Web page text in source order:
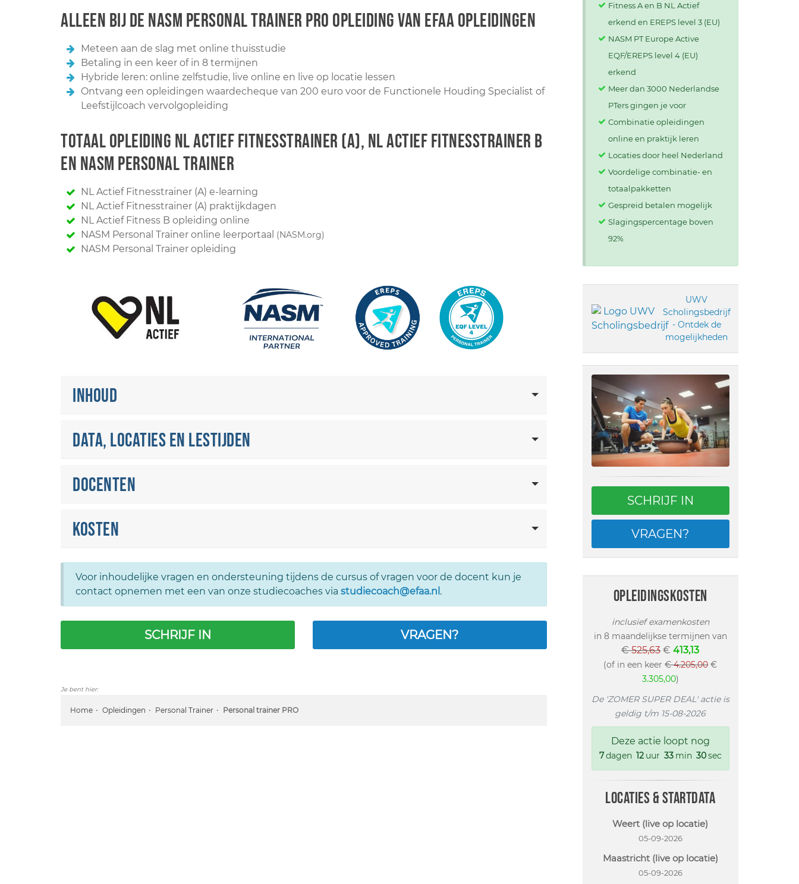
Alleen bij de NASM Personal Trainer PRO opleiding van EFAA opleidingen
Meteen aan de slag met online thuisstudie
Betaling in een keer of in 8 termijnen
Hybride leren: online zelfstudie, live online en live op locatie lessen
Ontvang een opleidingen waardecheque van 200 euro voor de Functionele Houding Specialist of
Leefstijlcoach vervolgopleiding
Totaal opleiding NL Actief Fitnesstrainer (A), NL Actief Fitnesstrainer B
en NASM Personal Trainer
NL Actief Fitnesstrainer (A) e-learning
NL Actief Fitnesstrainer (A) praktijkdagen
NL Actief Fitness B opleiding online
NASM Personal Trainer online leerportaal (NASM.org)
NASM Personal Trainer opleiding
Inhoud
Data, locaties en lestijden
Docenten
Kosten
Voor inhoudelijke vragen en ondersteuning tijdens de cursus of vragen voor de docent kun je
contact opnemen met een van onze studiecoaches via studiecoach@efaa.nl .
SCHRIJF IN VRAGEN?
Je bent hier:
Home Opleidingen Personal Trainer Personal trainer PRO
Fitness A en B NL Actief
erkend en EREPS level 3 (EU)
NASM PT Europe Active
EQF/EREPS level 4 (EU)
erkend
Meer dan 3000 Nederlandse
PTers gingen je voor
Combinatie opleidingen
online en praktijk leren
Locaties door heel Nederland
Voordelige combinatie- en
totaalpakketten
Gespreid betalen mogelijk
Slagingspercentage boven
92%
UWV
Scholingsbedrijf
- Ontdek de
mogelijkheden
SCHRIJF IN
VRAGEN?
opleidingskosten
inclusief examenkosten
in 8 maandelijkse termijnen van
€525,63€413,13
(of in een keer€4.205,00€
3.305,00)
De 'ZOMER SUPER DEAL' actie is
geldig t/m 15-08-2026
Deze actie loopt nog
7dagen 12 uur 33 min 29sec
locaties & startdata
Weert (live op locatie)
05-09-2026
Maastricht (live op locatie)
05-09-2026